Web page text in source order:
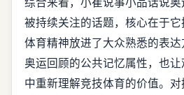
被持续关注的话题，核心在于
体育精神放进了大众熟悉的表
奥运回顾的公共记忆属性，也
中重新理解竞技体育的价值。